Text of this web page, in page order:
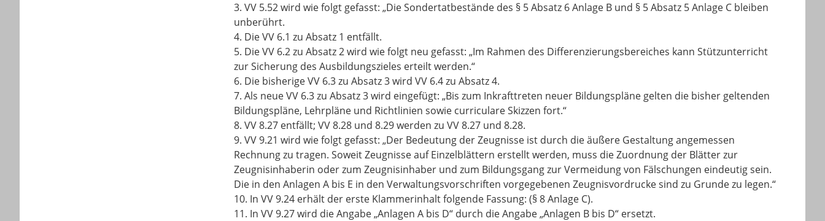
3. VV 5.52 wird wie folgt gefasst: „Die Sondertatbestände des § 5 Absatz 6 Anlage B und § 5 Absatz 5 Anlage C bleiben
unberührt.
4. Die VV 6.1 zu Absatz 1 entfällt.
5. Die VV 6.2 zu Absatz 2 wird wie folgt neu gefasst: „Im Rahmen des Differenzierungsbereiches kann Stützunterricht
zur Sicherung des Ausbildungszieles erteilt werden.“
6. Die bisherige VV 6.3 zu Absatz 3 wird VV 6.4 zu Absatz 4.
7. Als neue VV 6.3 zu Absatz 3 wird eingefügt: „Bis zum Inkrafttreten neuer Bildungspläne gelten die bisher geltenden
Bildungspläne, Lehrpläne und Richtlinien sowie curriculare Skizzen fort.“
8. VV 8.27 entfällt; VV 8.28 und 8.29 werden zu VV 8.27 und 8.28.
9. VV 9.21 wird wie folgt gefasst: „Der Bedeutung der Zeugnisse ist durch die äußere Gestaltung angemessen
Rechnung zu tragen. Soweit Zeugnisse auf Einzelblättern erstellt werden, muss die Zuordnung der Blätter zur
Zeugnisinhaberin oder zum Zeugnisinhaber und zum Bildungsgang zur Vermeidung von Fälschungen eindeutig sein.
Die in den Anlagen A bis E in den Verwaltungsvorschriften vorgegebenen Zeugnisvordrucke sind zu Grunde zu legen.“
10. In VV 9.24 erhält der erste Klammerinhalt folgende Fassung: (§ 8 Anlage C).
11. In VV 9.27 wird die Angabe „Anlagen A bis D“ durch die Angabe „Anlagen B bis D“ ersetzt.